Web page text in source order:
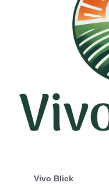
Vivo Blick